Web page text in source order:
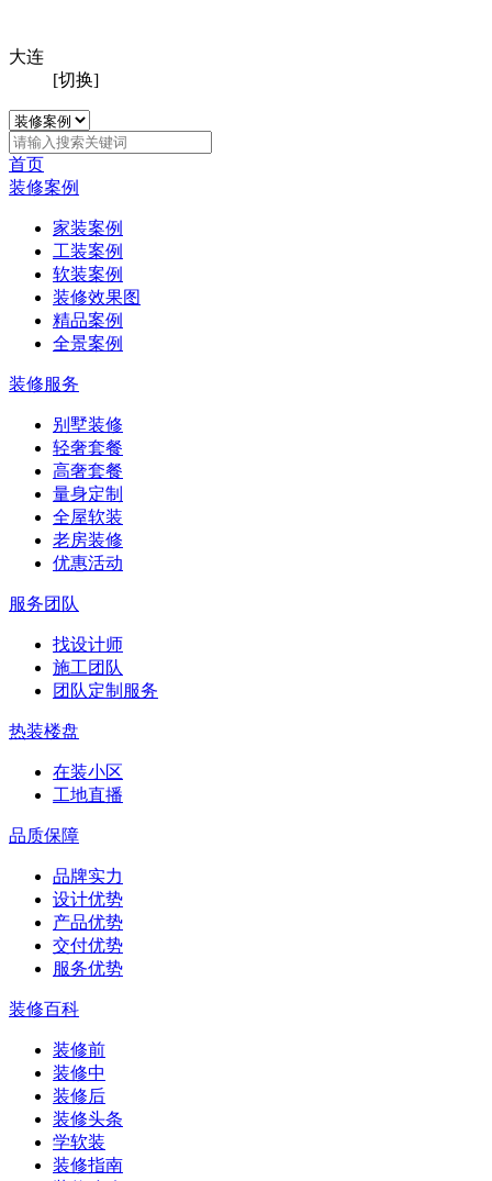
大连
[切换]
首页
装修案例
家装案例
工装案例
软装案例
装修效果图
精品案例
全景案例
装修服务
别墅装修
轻奢套餐
高奢套餐
量身定制
全屋软装
老房装修
优惠活动
服务团队
找设计师
施工团队
团队定制服务
热装楼盘
在装小区
工地直播
品质保障
品牌实力
设计优势
产品优势
交付优势
服务优势
装修百科
装修前
装修中
装修后
装修头条
学软装
装修指南